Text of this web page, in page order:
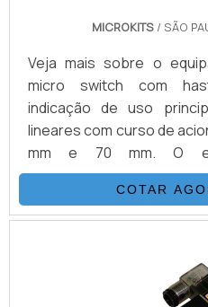
MICROKITS/ SÃO
Veja mais sobre o
micro switch com
indicação de uso
lineares com curso de
mm e 70 mm. O
principalmente indicado
do tipo diafragma,
predisposição (rosca)
indicação local da
possui 06 leds
COTAR